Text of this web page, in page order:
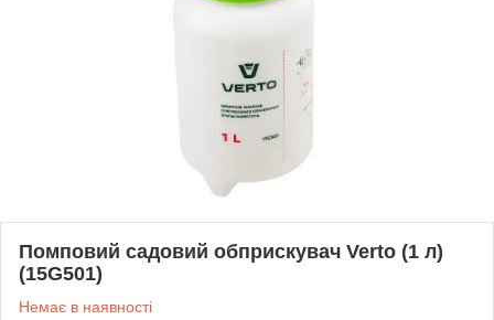
Помповий садовий обприскувач Verto (1 л)
(15G501)
Немає в наявності